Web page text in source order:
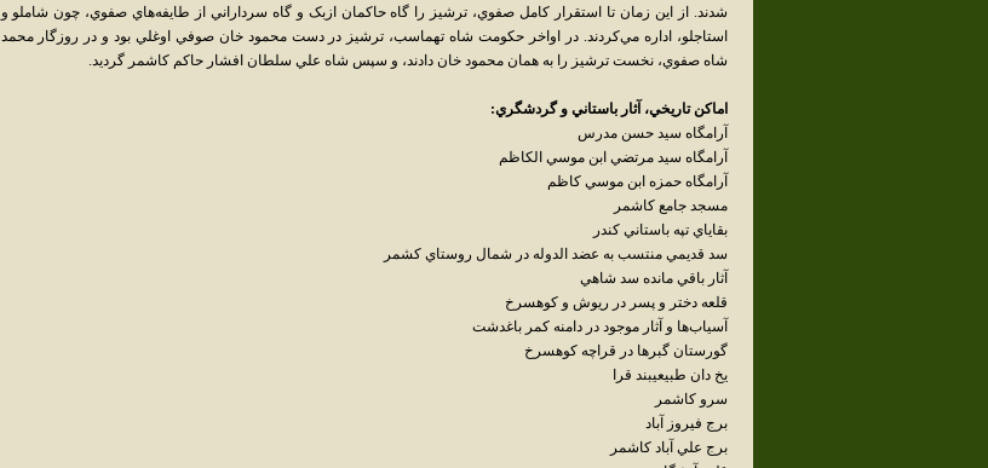
شدند. از اين زمان تا استقرار کامل صفوي، ترشيز را گاه حاکمان ازبک و گاه سرداراني از طايفه‌هاي صفوي، چون شاملو و
استاجلو، اداره مي‌کردند. در اواخر حکومت شاه تهماسب، ترشيز در دست محمود خان صوفي اوغلي بود و در روزگار محمد
شاه صفوي، نخست ترشيز را به همان محمود خان دادند، و سپس شاه علي سلطان افشار حاکم کاشمر گرديد.
اماکن تاريخي، آثار باستاني و گردشگري:
آرامگاه سيد حسن مدرس
آرامگاه سيد مرتضي ابن موسي الکاظم
آرامگاه حمزه ابن موسي کاظم
مسجد جامع کاشمر
بقاياي تپه باستاني کندر
سد قديمي منتسب به عضد الدوله در شمال روستاي کشمر
آثار باقي مانده سد شاهي
قلعه دختر و پسر در ريوش و کوهسرخ
آسياب‌ها و آثار موجود در دامنه کمر باغدشت
گورستان گبرها در قراچه کوهسرخ
يخ دان طبيعيبند قرا
سرو کاشمر
برج فيروز آباد
برج علي آباد کاشمر